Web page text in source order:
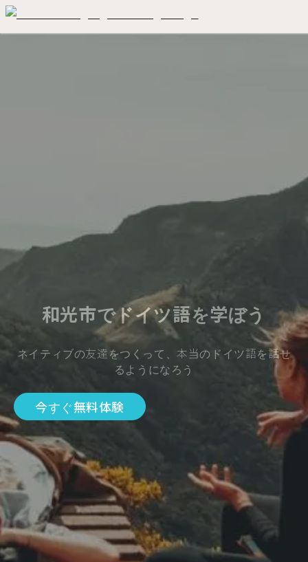
和光市でドイツ語を学ぼう
ネイティブの友達をつくって、本当のドイツ語を話せ
るようになろう
今すぐ無料体験